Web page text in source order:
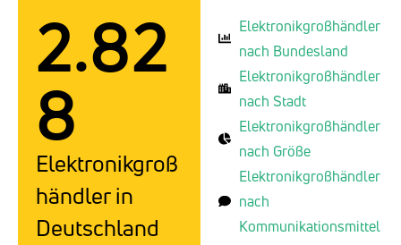
2.82
8
Elektronikgroß
händler in
Deutschland
Elektronikgroßhändler
nach Bundesland
Elektronikgroßhändler
nach Stadt
Elektronikgroßhändler
nach Größe
Elektronikgroßhändler
nach
Kommunikationsmittel